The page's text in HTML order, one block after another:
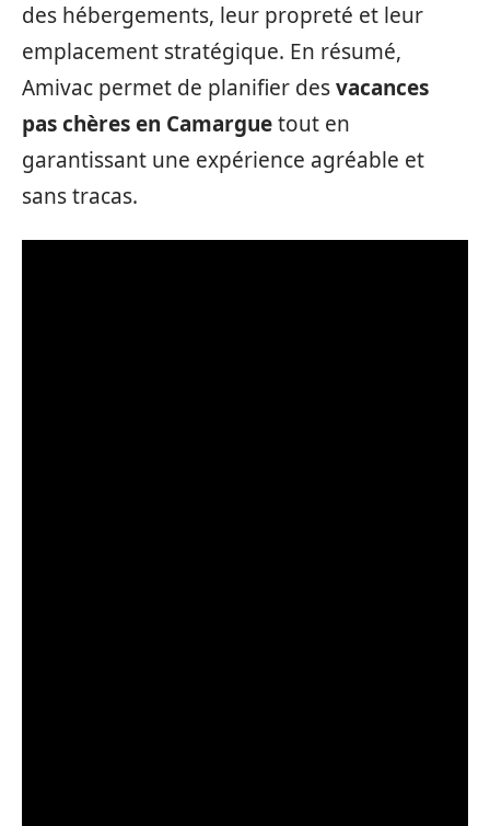
des hébergements, leur propreté et leur
emplacement stratégique. En résumé,
Amivac permet de planifier desvacances
pas chères en Camarguetout en
garantissant une expérience agréable et
sans tracas.